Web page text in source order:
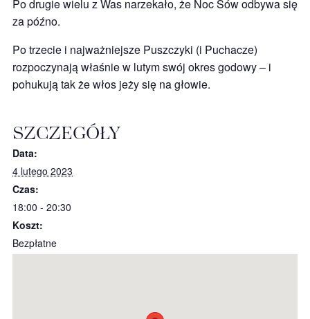
Po drugie wielu z Was narzekało, że Noc Sów odbywa się
za późno.
Po trzecie i najważniejsze Puszczyki (i Puchacze)
rozpoczynają właśnie w lutym swój okres godowy – i
pohukują tak że włos jeży się na głowie.
SZCZEGÓŁY
Data:
4 lutego 2023
Czas:
18:00 - 20:30
Koszt:
Bezpłatne